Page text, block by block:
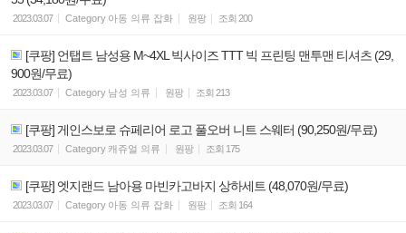
2023.03.07 Category 아동 의류 잡화 원팡 조회 200
[쿠팡] 언탭트 남성용 M~4XL 빅사이즈 TTT 빅 프린팅 맨투맨 티셔츠 (29,
900원/무료)
2023.03.07 Category 남성 의류 원팡 조회 213
[쿠팡] 게인스보로 슈페리어 로고 풀오버 니트 스웨터 (90,250원/무료)
2023.03.07 Category 캐쥬얼 의류 원팡 조회 175
[쿠팡] 엣지랜드 남아용 마빈카고바지 상하세트 (48,070원/무료)
2023.03.07 Category 아동 의류 잡화 원팡 조회 164